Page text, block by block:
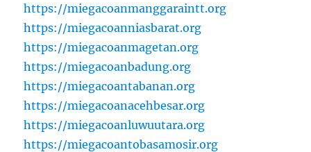
https://miegacoanmanggaraintt.org
https://miegacoanniasbarat.org
https://miegacoanmagetan.org
https://miegacoanbadung.org
https://miegacoantabanan.org
https://miegacoanacehbesar.org
https://miegacoanluwuutara.org
https://miegacoantobasamosir.org